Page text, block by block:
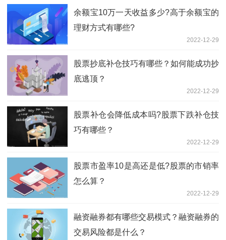
余额宝10万一天收益多少?高于余额宝的
理财方式有哪些?
2022-12-29
股票抄底补仓技巧有哪些？如何能成功抄
底逃顶？
2022-12-29
股票补仓会降低成本吗?股票下跌补仓技
巧有哪些？
2022-12-29
股票市盈率10是高还是低?股票的市销率
怎么算？
2022-12-29
融资融券都有哪些交易模式？融资融券的
交易风险都是什么？